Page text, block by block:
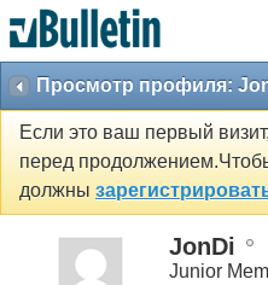
Просмотр профиля:
Если это ваш первый
перед
должны
JonDi
Junior